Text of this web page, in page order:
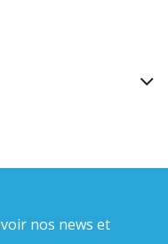
nos news et